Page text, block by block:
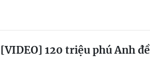
[VIDEO] 120 triệu phú Anh